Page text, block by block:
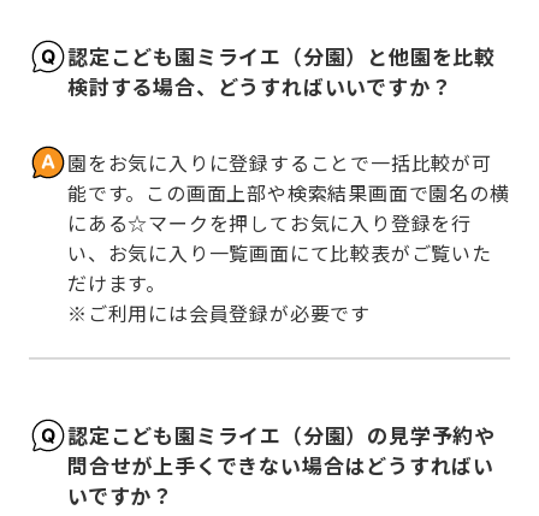
認定こども園ミライエ（分園）と他園を比較
検討する場合、どうすればいいですか？
園をお気に入りに登録することで一括比較が可
能です。この画面上部や検索結果画面で園名の横
にある☆マークを押してお気に入り登録を行
い、お気に入り一覧画面にて比較表がご覧いた
だけます。
※ご利用には会員登録が必要です
認定こども園ミライエ（分園）の見学予約や
問合せが上手くできない場合はどうすればい
いですか？